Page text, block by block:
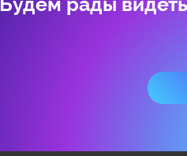
Присоединяйтесь! Сделаем